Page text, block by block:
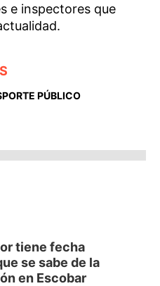
e inspectores que
PÚBLICO
tiene fecha
se sabe de la
en Escobar